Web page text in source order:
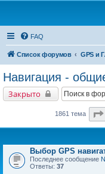
FAQ
Список форумов
Навигация -
Закрыто
1861 тема
Выбор GPS
Последнее сообщение
Ответы: 37